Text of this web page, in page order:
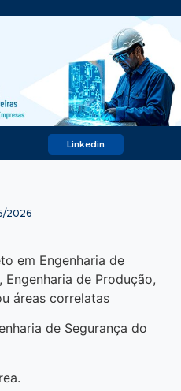
Linkedin
2026
em Engenharia de
Engenharia de Produção,
áreas correlatas
de Segurança do